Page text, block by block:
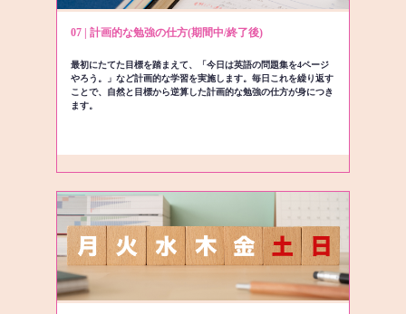
07 | 計画的な勉強の仕方(期間中/終了後)
最初にたてた目標を踏まえて、「今日は英語の問題集を4ページ
やろう。」など計画的な学習を実施します。毎日これを繰り返す
ことで、自然と目標から逆算した計画的な勉強の仕方が身につき
ます。